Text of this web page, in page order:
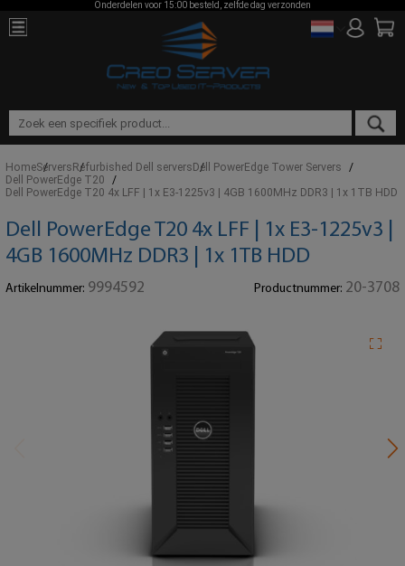
Onderdelen voor 15:00 besteld, zelfde dag verzonden
HomeServersRefurbished Dell serversDell PowerEdge Tower Servers
Dell PowerEdge T20
Dell PowerEdge T20 4x LFF | 1x E3-1225v3 | 4GB 1600MHz DDR3 | 1x 1TB HDD
Dell PowerEdge T20 4x LFF | 1x E3-1225v3 |
4GB 1600MHz DDR3 | 1x 1TB HDD
Artikelnummer: 9994592 Productnummer: 20-3708